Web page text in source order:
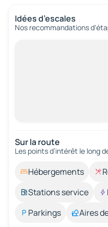
Idées d’escales
Nos recommandations
Sur la route
Les points d’intérêt le long
Hébergements
Stations service
Parkings
Aires